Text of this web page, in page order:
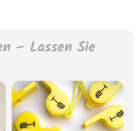
– Lassen Sie